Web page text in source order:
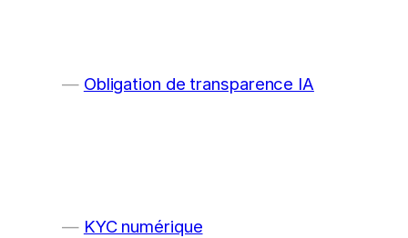
Obligation de transparence IA
KYC numérique